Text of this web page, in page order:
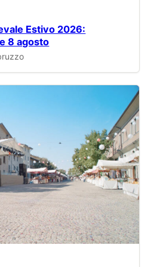
Estivo 2026:
8 agosto